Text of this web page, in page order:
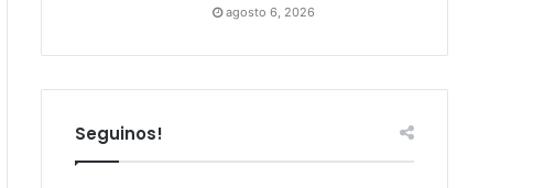
agosto 6, 2026
Seguinos!